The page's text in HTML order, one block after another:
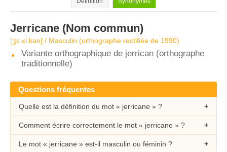
Jerricane (Nom commun)
[ʒɛ.ʁi.kan] / Masculin (orthographe rectifiée de 1990)
Variante orthographique de jerrican (orthographe
traditionnelle)
Questions fréquentes
Quelle est la définition du mot « jerricane » ?
Comment écrire correctement le mot « jerricane » ?
Le mot « jerricane » est-il masculin ou féminin ?